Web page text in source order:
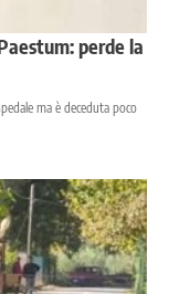
perde la
ma è deceduta poco